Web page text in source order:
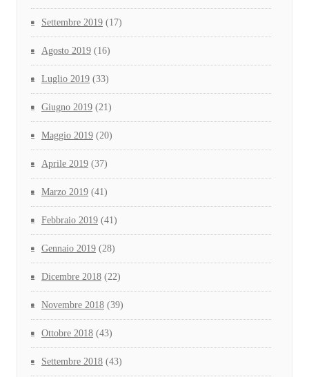
Settembre 2019 (17)
Agosto 2019 (16)
Luglio 2019 (33)
Giugno 2019 (21)
Maggio 2019 (20)
Aprile 2019 (37)
Marzo 2019 (41)
Febbraio 2019 (41)
Gennaio 2019 (28)
Dicembre 2018 (22)
Novembre 2018 (39)
Ottobre 2018 (43)
Settembre 2018 (43)